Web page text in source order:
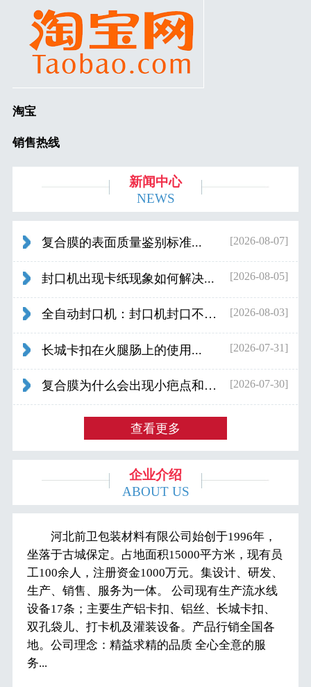
淘宝
销售热线
新闻中心
NEWS
复合膜的表面质量鉴别标准... [2026-08-07]
封口机出现卡纸现象如何解决... [2026-08-05]
全自动封口机：封口机封口不好应检查什... [2026-08-03]
长城卡扣在火腿肠上的使用... [2026-07-31]
复合膜为什么会出现小疤点和波浪纹... [2026-07-30]
查看更多
企业介绍
ABOUT US
河北前卫包装材料有限公司始创于1996年，
坐落于古城保定。占地面积15000平方米，现有员
工100余人，注册资金1000万元。集设计、研发、
生产、销售、服务为一体。 公司现有生产流水线
设备17条；主要生产铝卡扣、铝丝、长城卡扣、
双孔袋儿、打卡机及灌装设备。产品行销全国各
地。公司理念：精益求精的品质 全心全意的服
务...